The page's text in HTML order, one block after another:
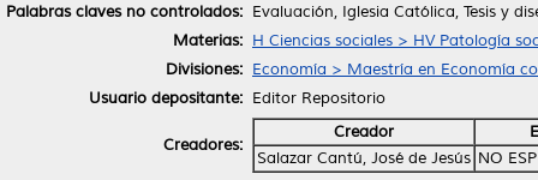
Palabras claves no controlados: Evaluación, Iglesia Católica, Tesis y
Materias: H Ciencias sociales > HV Patología
Divisiones: Economía > Maestría en Economía
Usuario depositante: Editor Repositorio
Creadores:
Creador
Salazar Cantú, José de Jesús NO